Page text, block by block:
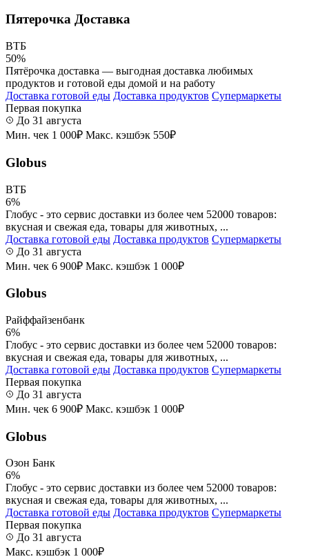
Пятерочка Доставка
ВТБ
50%
Пятёрочка доставка — выгодная доставка любимых
продуктов и готовой еды домой и на работу
Доставка готовой еды Доставка продуктов Супермаркеты
Первая покупка
До 31 августа
Мин. чек 1 000₽ Макс. кэшбэк 550₽
Globus
ВТБ
6%
Глобус - это сервис доставки из более чем 52000 товаров:
вкусная и свежая еда, товары для животных, ...
Доставка готовой еды Доставка продуктов Супермаркеты
До 31 августа
Мин. чек 6 900₽ Макс. кэшбэк 1 000₽
Globus
Райффайзенбанк
6%
Глобус - это сервис доставки из более чем 52000 товаров:
вкусная и свежая еда, товары для животных, ...
Доставка готовой еды Доставка продуктов Супермаркеты
Первая покупка
До 31 августа
Мин. чек 6 900₽ Макс. кэшбэк 1 000₽
Globus
Озон Банк
6%
Глобус - это сервис доставки из более чем 52000 товаров:
вкусная и свежая еда, товары для животных, ...
Доставка готовой еды Доставка продуктов Супермаркеты
Первая покупка
До 31 августа
Макс. кэшбэк 1 000₽